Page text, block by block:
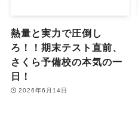
熱量と実力で圧倒し
ろ！！期末テスト直前、
さくら予備校の本気の一
日！
2026年6月14日